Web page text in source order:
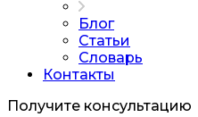
Блог
Статьи
Словарь
Контакты
Получите консультацию